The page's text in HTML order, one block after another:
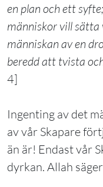
en plan och ett
människor vill sätta
människan av en
beredd att tvista
4]
Ingenting av det
av vår Skapare
än är! Endast vår
dyrkan. Allah